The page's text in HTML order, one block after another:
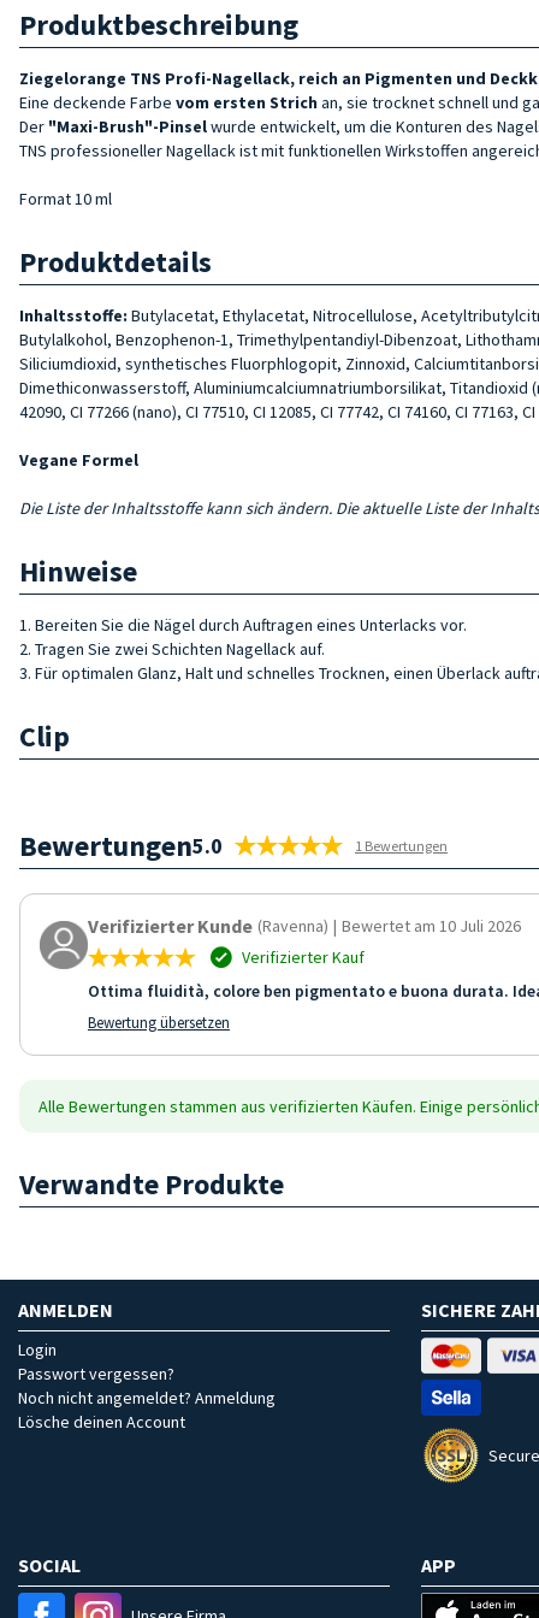
Produktbeschreibung
Ziegelorange TNS Profi-Nagellack, reich an Pigmenten und
Eine deckende Farbe vom ersten Strich an, sie trocknet schnell und
Der "Maxi-Brush"-Pinselwurde entwickelt, um die Konturen des
TNS professioneller Nagellack ist mit funktionellen Wirkstoffen
Format 10 ml
Produktdetails
Inhaltsstoffe: Butylacetat, Ethylacetat, Nitrocellulose,
Butylalkohol, Benzophenon-1, Trimethylpentandiyl-Dibenzoat,
Siliciumdioxid, synthetisches Fluorphlogopit, Zinnoxid,
Dimethiconwasserstoff, Aluminiumcalciumnatriumborsilikat, Titandioxid
42090, CI 77266 (nano), CI 77510, CI 12085, CI 77742, CI 74160, CI 77163,
Vegane Formel
Die Liste der Inhaltsstoffe kann sich ändern. Die aktuelle Liste der
Hinweise
1. Bereiten Sie die Nägel durch Auftragen eines Unterlacks vor.
2. Tragen Sie zwei Schichten Nagellack auf.
3. Für optimalen Glanz, Halt und schnelles Trocknen, einen Überlack
Clip
Bewertungen5.0 1 Bewertungen
Verifizierter Kunde (Ravenna) | Bewertet am 10 Juli 2026
Verifizierter Kauf
Ottima fluidità, colore ben pigmentato e buona durata.
Bewertung übersetzen
Alle Bewertungen stammen aus verifizierten Käufen. Einige
Verwandte Produkte
ANMELDEN
Login
Passwort vergessen?
Noch nicht angemeldet? Anmeldung
Lösche deinen Account
SICHERE
SOCIAL APP